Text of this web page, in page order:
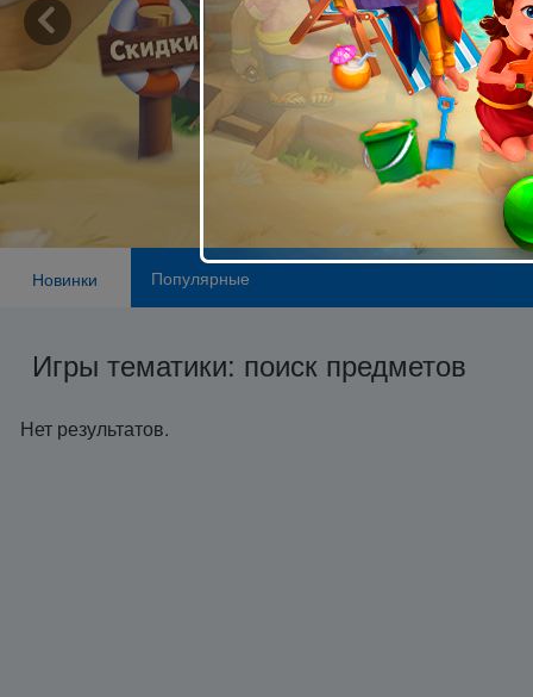
Новинки Популярные
Игры тематики: поиск предметов
Нет результатов.